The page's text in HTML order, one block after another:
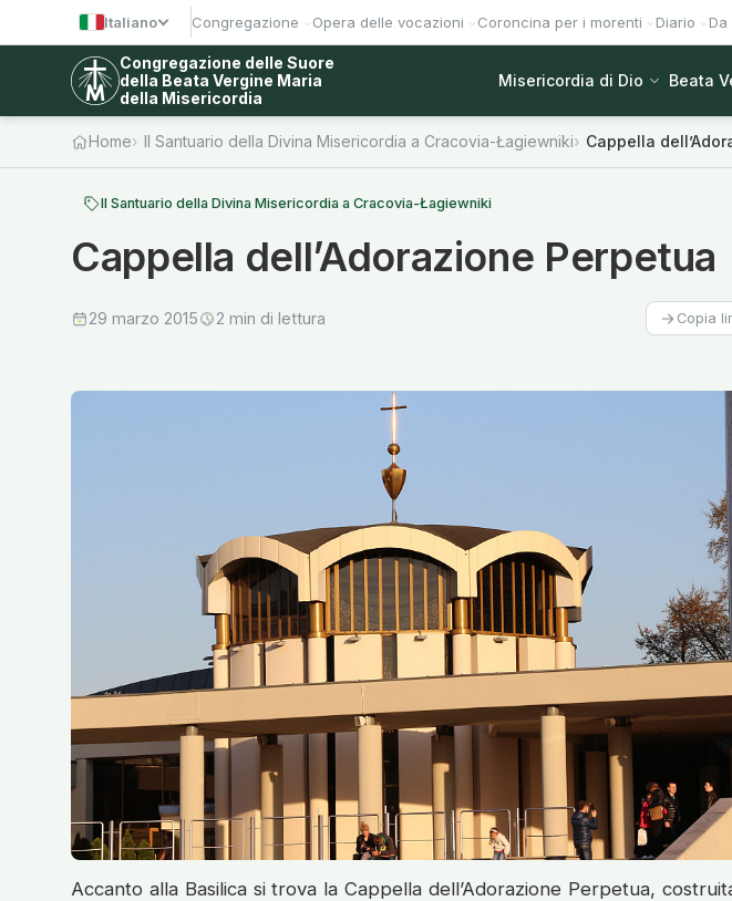
Italiano Congregazione Opera delle vocazioni Coroncina per i morenti Diario
Congregazione delle Suore
della Beata Vergine Maria
della Misericordia
Misericordia di Dio Beata
Home Il Santuario della Divina Misericordia a Cracovia-Łagiewniki Cappella
Il Santuario della Divina Misericordia a Cracovia-Łagiewniki
Cappella dell’Adorazione Perpetua
29 marzo 2015 2 min di lettura Copia
Accanto alla Basilica si trova la Cappella dell’Adorazione Perpetua,